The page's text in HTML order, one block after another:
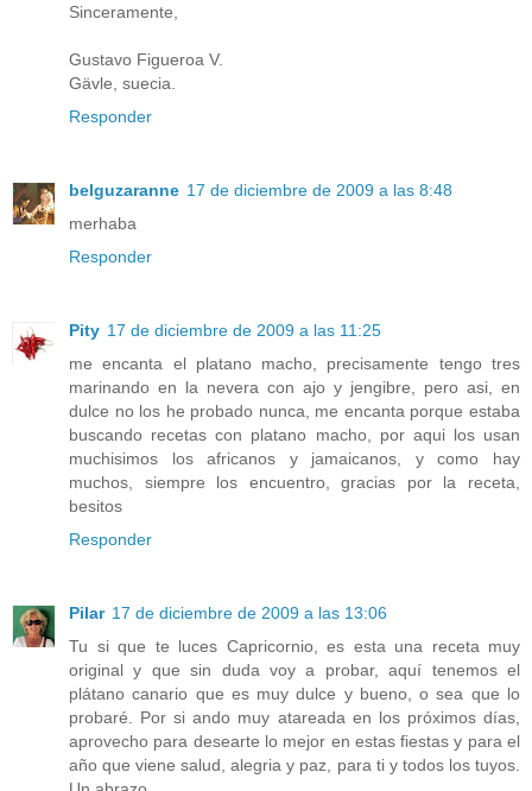
Sinceramente,
Gustavo Figueroa V.
Gävle, suecia.
Responder
belguzaranne 17 de diciembre de 2009 a las 8:48
merhaba
Responder
Pity 17 de diciembre de 2009 a las 11:25
me encanta el platano macho, precisamente tengo tres
marinando en la nevera con ajo y jengibre, pero asi, en
dulce no los he probado nunca, me encanta porque estaba
buscando recetas con platano macho, por aqui los usan
muchisimos los africanos y jamaicanos, y como hay
muchos, siempre los encuentro, gracias por la receta,
besitos
Responder
Pilar 17 de diciembre de 2009 a las 13:06
Tu si que te luces Capricornio, es esta una receta muy
original y que sin duda voy a probar, aquí tenemos el
plátano canario que es muy dulce y bueno, o sea que lo
probaré. Por si ando muy atareada en los próximos días,
aprovecho para desearte lo mejor en estas fiestas y para el
año que viene salud, alegria y paz, para ti y todos los tuyos.